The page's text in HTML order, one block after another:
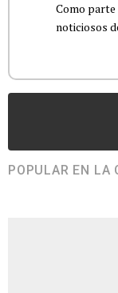
Como
noticiosos
POPULAR EN LA